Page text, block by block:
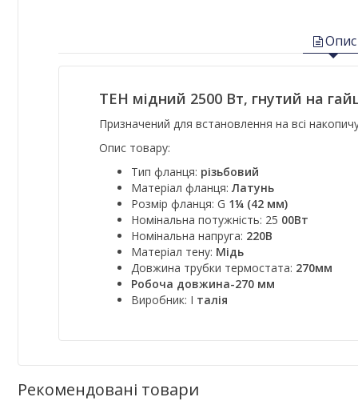
Опис
ТЕН мідний 2500 Вт, гнутий на
Призначений для встановлення на всі
Опис товару:
Тип фланця: різьбовий
Матеріал фланця: Латунь
Розмір фланця: G 1¼ (42 мм)
Номінальна потужність: 25 00Вт
Номінальна напруга: 220В
Матеріал тену: Мідь
Довжина трубки термостата: 270мм
Робоча довжина-270 мм
Виробник: І талія
Рекомендовані товари